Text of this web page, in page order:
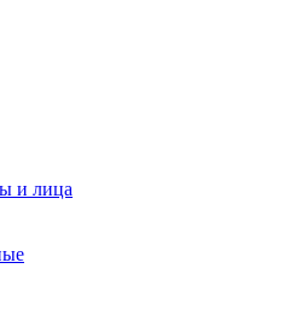
и лица